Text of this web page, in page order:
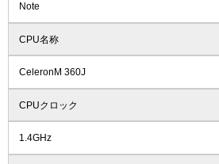
Note
CPU名称
CeleronM 360J
CPUクロック
1.4GHz